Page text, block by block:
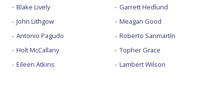
Blake Lively
John Lithgow
Antonio Pagudo
Holt McCallany
Eileen Atkins
Garrett Hedlund
Meagan Good
Roberto Sanmartín
Topher Grace
Lambert Wilson